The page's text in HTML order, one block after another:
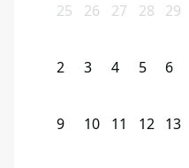
25 26 27 28 29
2 3 4 5 6
9 10 11 12 13